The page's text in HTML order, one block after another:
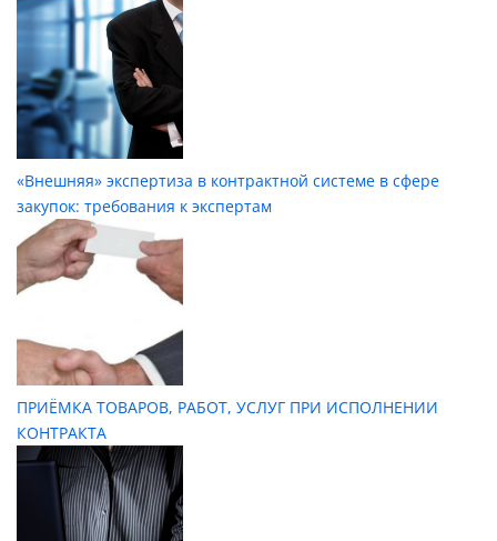
«Внешняя» экспертиза в контрактной системе в сфере
закупок: требования к экспертам
ПРИЁМКА ТОВАРОВ, РАБОТ, УСЛУГ ПРИ ИСПОЛНЕНИИ
КОНТРАКТА